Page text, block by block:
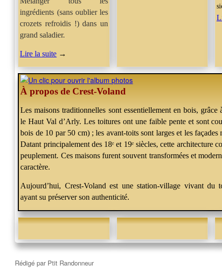
ingrédients (sans oublier les
crozets refroidis !) dans un
grand saladier.
Lire la suite →
À propos de Crest-Voland
Les maisons traditionnelles sont essentiellement en bois, grâce
le Haut Val d’Arly. Les toitures ont une faible pente et sont
bois de 10 par 50 cm) ; les avant-toits sont larges et les façades
Datant principalement des 18ᵉ et 19ᵉ siècles, cette architecture
peuplement. Ces maisons furent souvent transformées et
caractère.
Aujourd’hui, Crest-Voland est une station-village vivant du
ayant su préserver son authenticité.
Rédigé par Ptit Randonneur